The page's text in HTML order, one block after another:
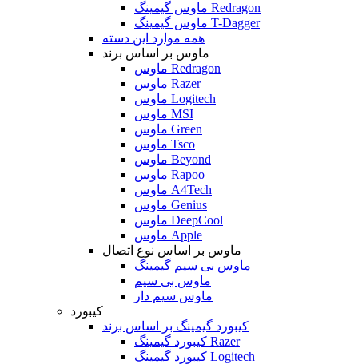
ماوس گیمینگ Redragon
ماوس گیمینگ T-Dagger
همه موارد این دسته
ماوس بر اساس برند
ماوس Redragon
ماوس Razer
ماوس Logitech
ماوس MSI
ماوس Green
ماوس Tsco
ماوس Beyond
ماوس Rapoo
ماوس A4Tech
ماوس Genius
ماوس DeepCool
ماوس Apple
ماوس بر اساس نوع اتصال
ماوس بی سیم گیمینگ
ماوس بی سیم
ماوس سیم دار
کیبورد
کیبورد گیمینگ بر اساس برند
کیبورد گیمینگ Razer
کیبورد گیمینگ Logitech